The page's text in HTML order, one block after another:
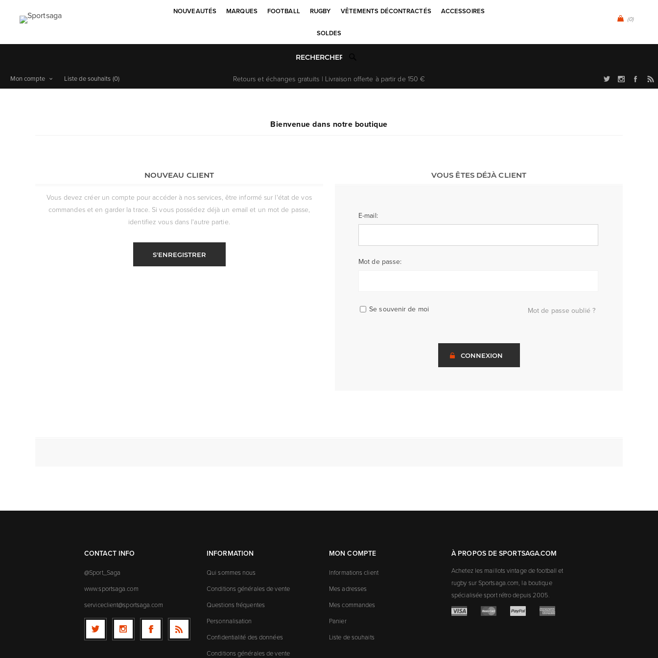
(0)
NOUVEAUTÉS MARQUES FOOTBALL RUGBY VÊTEMENTS DÉCONTRACTÉS ACCESSOIRES
SOLDES
Retours et échanges gratuits | Livraison offerte à partir de 150 €
Mon compte Liste de souhaits (0)
Bienvenue dans notre boutique
NOUVEAU CLIENT
Vous devez créer un compte pour accéder à nos services, être informé sur l'état de vos
commandes et en garder la trace. Si vous possédez déjà un email et un mot de passe,
identifiez vous dans l'autre partie.
S'ENREGISTRER
VOUS ÊTES DÉJÀ CLIENT
E-mail:
Mot de passe:
Se souvenir de moi Mot de passe oublié ?
CONNEXION
CONTACT INFO
@Sport_Saga
www.sportsaga.com
serviceclient@sportsaga.com
INFORMATION
Qui sommes nous
Conditions générales de vente
Questions fréquentes
Personnalisation
Confidentialité des données
Conditions générales de vente
MON COMPTE
Informations client
Mes adresses
Mes commandes
Panier
Liste de souhaits
À PROPOS DE SPORTSAGA.COM
Achetez les maillots vintage de football et
rugby sur Sportsaga.com, la boutique
spécialisée sport rétro depuis 2005.